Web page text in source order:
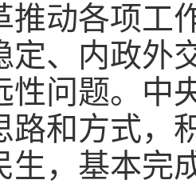
推动各项工
定、内政外
性问题。中
路和方式，
生，基本完